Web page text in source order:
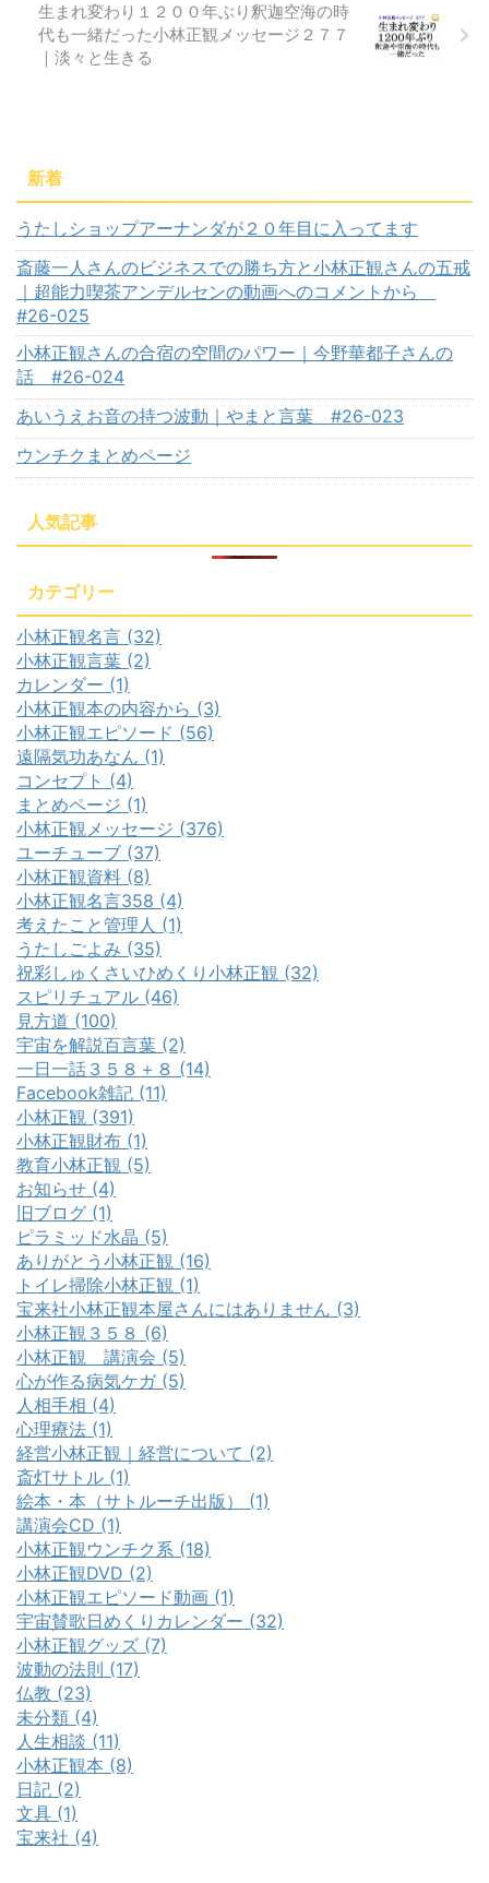
生まれ変わり１２００年ぶり釈迦空海の時
代も一緒だった小林正観メッセージ２７７
｜淡々と生きる
新着
うたしショップアーナンダが２０年目に入ってます
斎藤一人さんのビジネスでの勝ち方と小林正観さんの五戒
｜超能力喫茶アンデルセンの動画へのコメントから
#26-025
小林正観さんの合宿の空間のパワー｜今野華都子さんの
話 #26-024
あいうえお音の持つ波動｜やまと言葉 #26-023
ウンチクまとめページ
人気記事
カテゴリー
小林正観名言 (32)
小林正観言葉 (2)
カレンダー (1)
小林正観本の内容から (3)
小林正観エピソード (56)
遠隔気功あなん (1)
コンセプト (4)
まとめページ (1)
小林正観メッセージ (376)
ユーチューブ (37)
小林正観資料 (8)
小林正観名言358 (4)
考えたこと管理人 (1)
うたしごよみ (35)
祝彩しゅくさいひめくり小林正観 (32)
スピリチュアル (46)
見方道 (100)
宇宙を解説百言葉 (2)
一日一話３５８＋８ (14)
Facebook雑記 (11)
小林正観 (391)
小林正観財布 (1)
教育小林正観 (5)
お知らせ (4)
旧ブログ (1)
ピラミッド水晶 (5)
ありがとう小林正観 (16)
トイレ掃除小林正観 (1)
宝来社小林正観本屋さんにはありません (3)
小林正観３５８ (6)
小林正観 講演会 (5)
心が作る病気ケガ (5)
人相手相 (4)
心理療法 (1)
経営小林正観｜経営について (2)
斎灯サトル (1)
絵本・本（サトルーチ出版） (1)
講演会CD (1)
小林正観ウンチク系 (18)
小林正観DVD (2)
小林正観エピソード動画 (1)
宇宙賛歌日めくりカレンダー (32)
小林正観グッズ (7)
波動の法則 (17)
仏教 (23)
未分類 (4)
人生相談 (11)
小林正観本 (8)
日記 (2)
文具 (1)
宝来社 (4)